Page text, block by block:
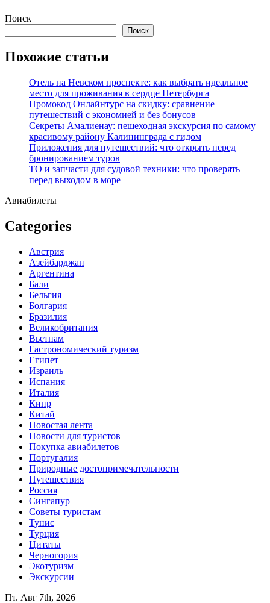
Перейти
содержимому
Поиск
Поиск
Похожие статьи
Отель на Невском проспекте: как выбрать идеальное
место для проживания в сердце Петербурга
Промокод Онлайнтурс на скидку: сравнение
путешествий с экономией и без бонусов
Секреты Амалиенау: пешеходная экскурсия по самому
красивому району Калининграда с гидом
Приложения для путешествий: что открыть перед
бронированием туров
ТО и запчасти для судовой техники: что проверять
перед выходом в море
Авиабилеты
Categories
Австрия
Азейбарджан
Аргентина
Бали
Бельгия
Болгария
Бразилия
Великобритания
Вьетнам
Гастрономический туризм
Египет
Израиль
Испания
Италия
Кипр
Китай
Новостая лента
Новости для туристов
Покупка авиабилетов
Португалия
Природные достопримечательности
Путешествия
Россия
Сингапур
Советы туристам
Тунис
Турция
Цитаты
Черногория
Экотуризм
Экскурсии
Пт. Авг 7th, 2026